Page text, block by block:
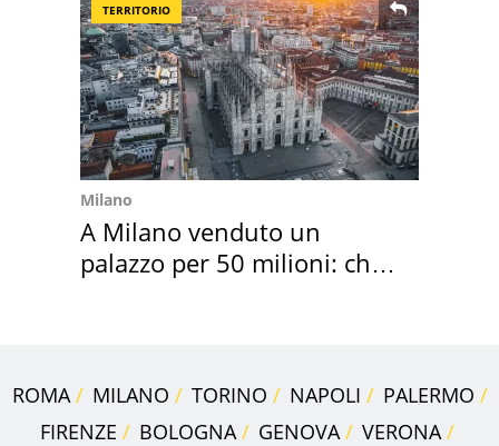
TERRITORIO
Milano
A Milano venduto un
palazzo per 50 milioni: chi
ROMA MILANO TORINO NAPOLI
PALERMO
FIRENZE
BOLOGNA GENOVA
VERONA